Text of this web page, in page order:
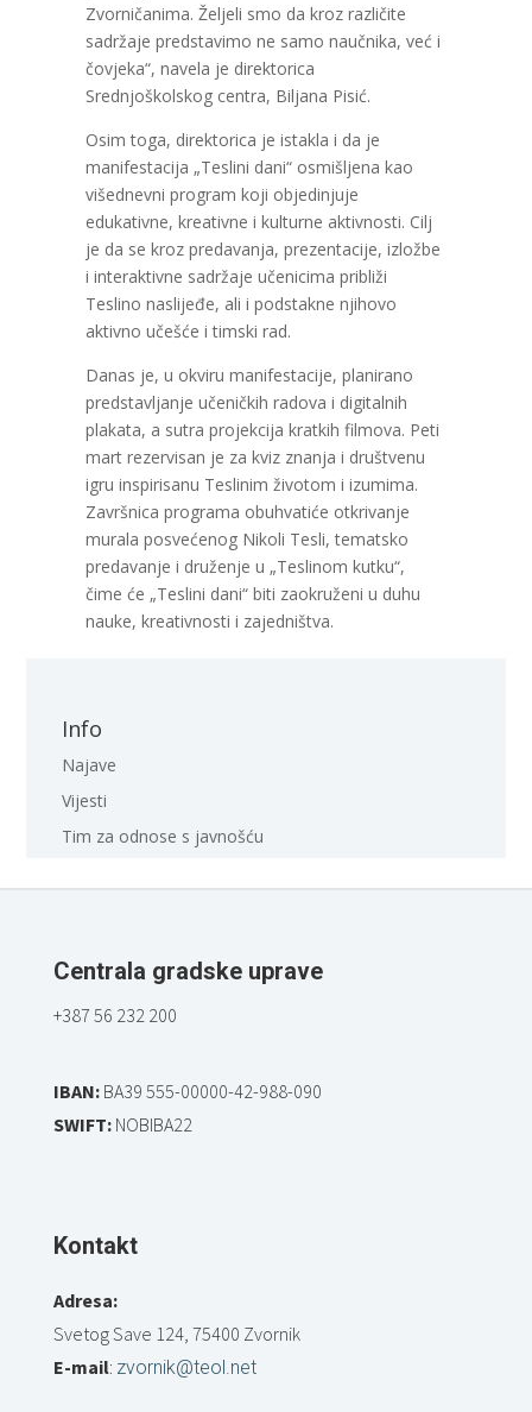
Zvorničanima. Željeli smo da kroz različite
sadržaje predstavimo ne samo naučnika, već i
čovjeka“, navela je direktorica
Srednjoškolskog centra, Biljana Pisić.
Osim toga, direktorica je istakla i da je
manifestacija „Teslini dani“ osmišljena kao
višednevni program koji objedinjuje
edukativne, kreativne i kulturne aktivnosti. Cilj
je da se kroz predavanja, prezentacije, izložbe
i interaktivne sadržaje učenicima približi
Teslino naslijeđe, ali i podstakne njihovo
aktivno učešće i timski rad.
Danas je, u okviru manifestacije, planirano
predstavljanje učeničkih radova i digitalnih
plakata, a sutra projekcija kratkih filmova. Peti
mart rezervisan je za kviz znanja i društvenu
igru inspirisanu Teslinim životom i izumima.
Završnica programa obuhvatiće otkrivanje
murala posvećenog Nikoli Tesli, tematsko
predavanje i druženje u „Teslinom kutku“,
čime će „Teslini dani“ biti zaokruženi u duhu
nauke, kreativnosti i zajedništva.
Info
Najave
Vijesti
Tim za odnose s javnošću
Centrala gradske uprave
+387 56 232 200
IBAN:BA39 555-00000-42-988-090
SWIFT:NOBIBA22
Kontakt
Adresa:
Svetog Save 124, 75400 Zvornik
E-mail: zvornik@teol.net